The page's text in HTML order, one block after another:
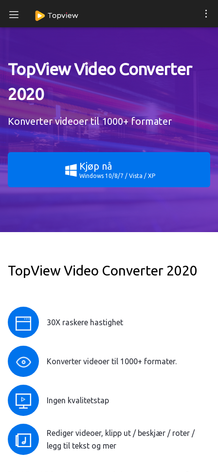
TopView Video Converter
2020
Konverter videoer til 1000+ formater
Kjøp nå
Windows 10/8/7 / Vista / XP
TopView Video Converter 2020
30X raskere hastighet
Konverter videoer til 1000+ formater.
Ingen kvalitetstap
Rediger videoer, klipp ut / beskjær / roter /
legg til tekst og mer